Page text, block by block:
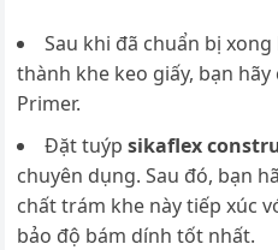
Sau khi đã chuẩn bị
thành khe keo giấy, bạn
Primer.
Đặt tuýpsikaflex
chuyên dụng. Sau đó, bạn
chất trám khe này tiếp xúc
bảo độ bám dính tốt nhất.